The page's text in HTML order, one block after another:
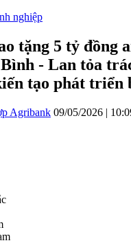
nghiệp
tặng 5 tỷ đồng
- Lan tỏa
tạo phát triển
Agribank 09/05/2026 |